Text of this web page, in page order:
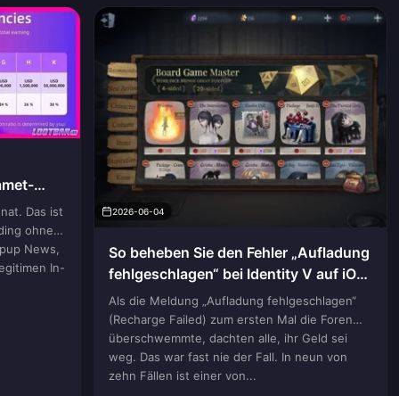
Das ist
ohne
News,
In-
2026-06-04
So beheben Sie den Fehler „Aufladung
fehlgeschlagen“ bei Identity V auf iOS
(2026)
Als die Meldung „Aufladung fehlgeschlagen“
(Recharge Failed) zum ersten Mal die Foren
überschwemmte, dachten alle, ihr Geld sei
weg. Das war fast nie der Fall. In neun von
zehn Fällen ist einer von...